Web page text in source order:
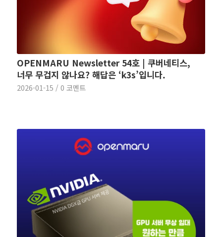
OPENMARU Newsletter 54호 | 쿠버네티스,
너무 무겁지 않나요? 해답은 ‘k3s’입니다.
2026-01-15 / 0 코멘트